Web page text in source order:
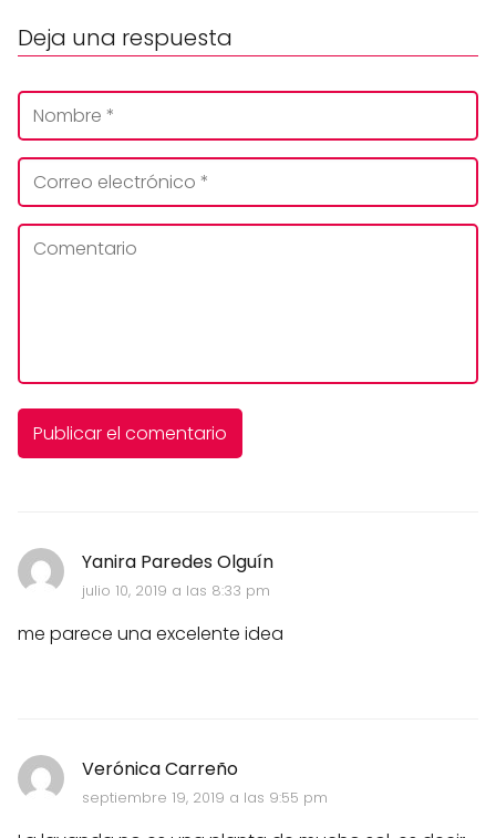
Yanira Paredes Olguín
julio 10, 2019 a las 8:33 pm
me parece una excelente idea
Verónica Carreño
septiembre 19, 2019 a las 9:55 pm
Deja una respuesta